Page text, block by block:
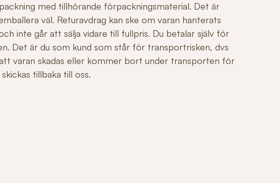
med tillhörande förpackningsmaterial. Det är
väl. Returavdrag kan ske om varan hanterats
inte går att sälja vidare till fullpris. Du betalar själv för
Det är du som kund som står för transportrisken, dvs
varan skadas eller kommer bort under transporten för
tillbaka till oss.